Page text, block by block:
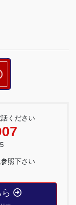
ください
照下さい